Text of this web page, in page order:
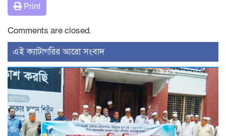
Print
Comments are closed.
‍এই ক্যাটাগরির ‍আরো সংবাদ